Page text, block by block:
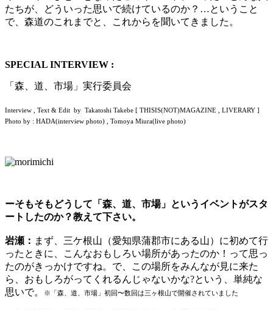
たちが、どういった思いで続けているのか？…ということ
で、森道のこれまでと、これからを聞いてきました。
SPECIAL INTERVIEW :
「森、道、市場」実行委員会
Interview , Text & Edit by Takatoshi Takebe [ THISIS(NOT)MAGAZINE , LIVERARY ]
Photo by : HADA(interview photo) , Tomoya Miura(live photo)
ーそもそもどうして「森、道、市場」というイベントがスタ
ートしたのか？教えて下さい。
岩瀬： まず、三ケ根山（愛知県蒲郡市にある山）に初めて行
ったときに、こんなおもしろい場所があったのか！って思っ
たのがきっかけですね。で、この場所をみんなが見に来た
ら、おもしろがってくれるんじゃないかな?という、単純な
思いで。
※「森、道、市場」初回〜数回は三ヶ根山で開催されていました